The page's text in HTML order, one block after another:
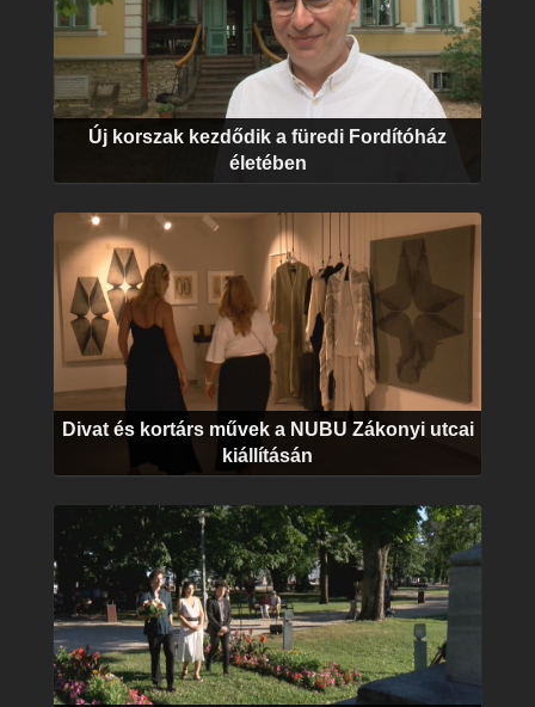
Új korszak kezdődik a füredi Fordítóház
életében
Divat és kortárs művek a NUBU Zákonyi utcai
kiállításán